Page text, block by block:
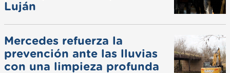
Luján
Mercedes refuerza la
prevención ante las lluvias
con una limpieza profunda